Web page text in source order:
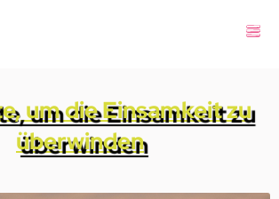
um die Einsamkeit zu
überwinden